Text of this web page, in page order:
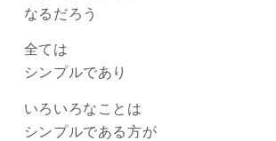
なるだろう
全ては
シンプルであり
いろいろなことは
シンプルである方が